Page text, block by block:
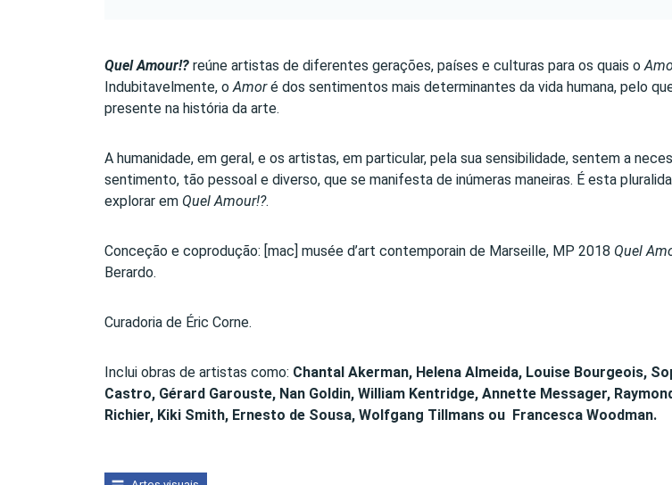
Quel Amour!? reúne artistas de diferentes gerações, países e culturas para os quais o
Indubitavelmente, oAmoré dos sentimentos mais determinantes da vida humana, pelo
presente na história da arte.
A humanidade, em geral, e os artistas, em particular, pela sua sensibilidade, sentem a
sentimento, tão pessoal e diverso, que se manifesta de inúmeras maneiras. É esta
explorar em Quel Amour!?.
Conceção e coprodução: [mac] musée d’art contemporain de Marseille, MP 2018 Quel
Berardo.
Curadoria de Éric Corne.
Inclui obras de artistas como: Chantal Akerman, Helena Almeida, Louise Bourgeois,
Castro, Gérard Garouste, Nan Goldin, William Kentridge, Annette Messager,
Richier, Kiki Smith, Ernesto de Sousa, Wolfgang Tillmans ou Francesca Woodman.